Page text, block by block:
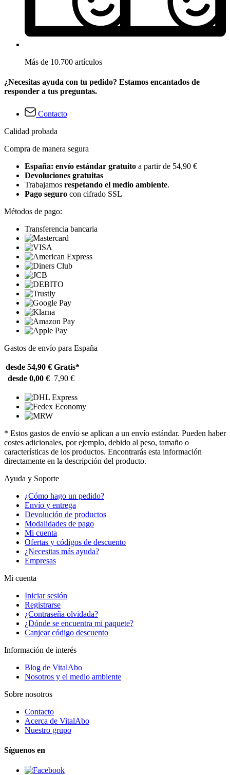
Más de 10.700 artículos
¿Necesitas ayuda con tu pedido? Estamos encantados de
responder a tus preguntas.
Contacto
Calidad probada
Compra de manera segura
España: envío estándar gratuito a partir de 54,90 €
Devoluciones gratuitas
Trabajamos respetando el medio ambiente.
Pago seguro con cifrado SSL
Métodos de pago:
Transferencia bancaria
Gastos de envío para España
desde 54,90 € Gratis*
desde 0,00 € 7,90 €
* Estos gastos de envío se aplican a un envío estándar. Pueden haber
costes adicionales, por ejemplo, debido al peso, tamaño o
características de los productos. Encontrarás esta información
directamente en la descripción del producto.
Ayuda y Soporte
¿Cómo hago un pedido?
Envío y entrega
Devolución de productos
Modalidades de pago
Mi cuenta
Ofertas y códigos de descuento
¿Necesitas más ayuda?
Empresas
Mi cuenta
Iniciar sesión
Registrarse
¿Contraseña olvidada?
¿Dónde se encuentra mi paquete?
Canjear código descuento
Información de interés
Blog de VitalAbo
Nosotros y el medio ambiente
Sobre nosotros
Contacto
Acerca de VitalAbo
Nuestro grupo
Síguenos en